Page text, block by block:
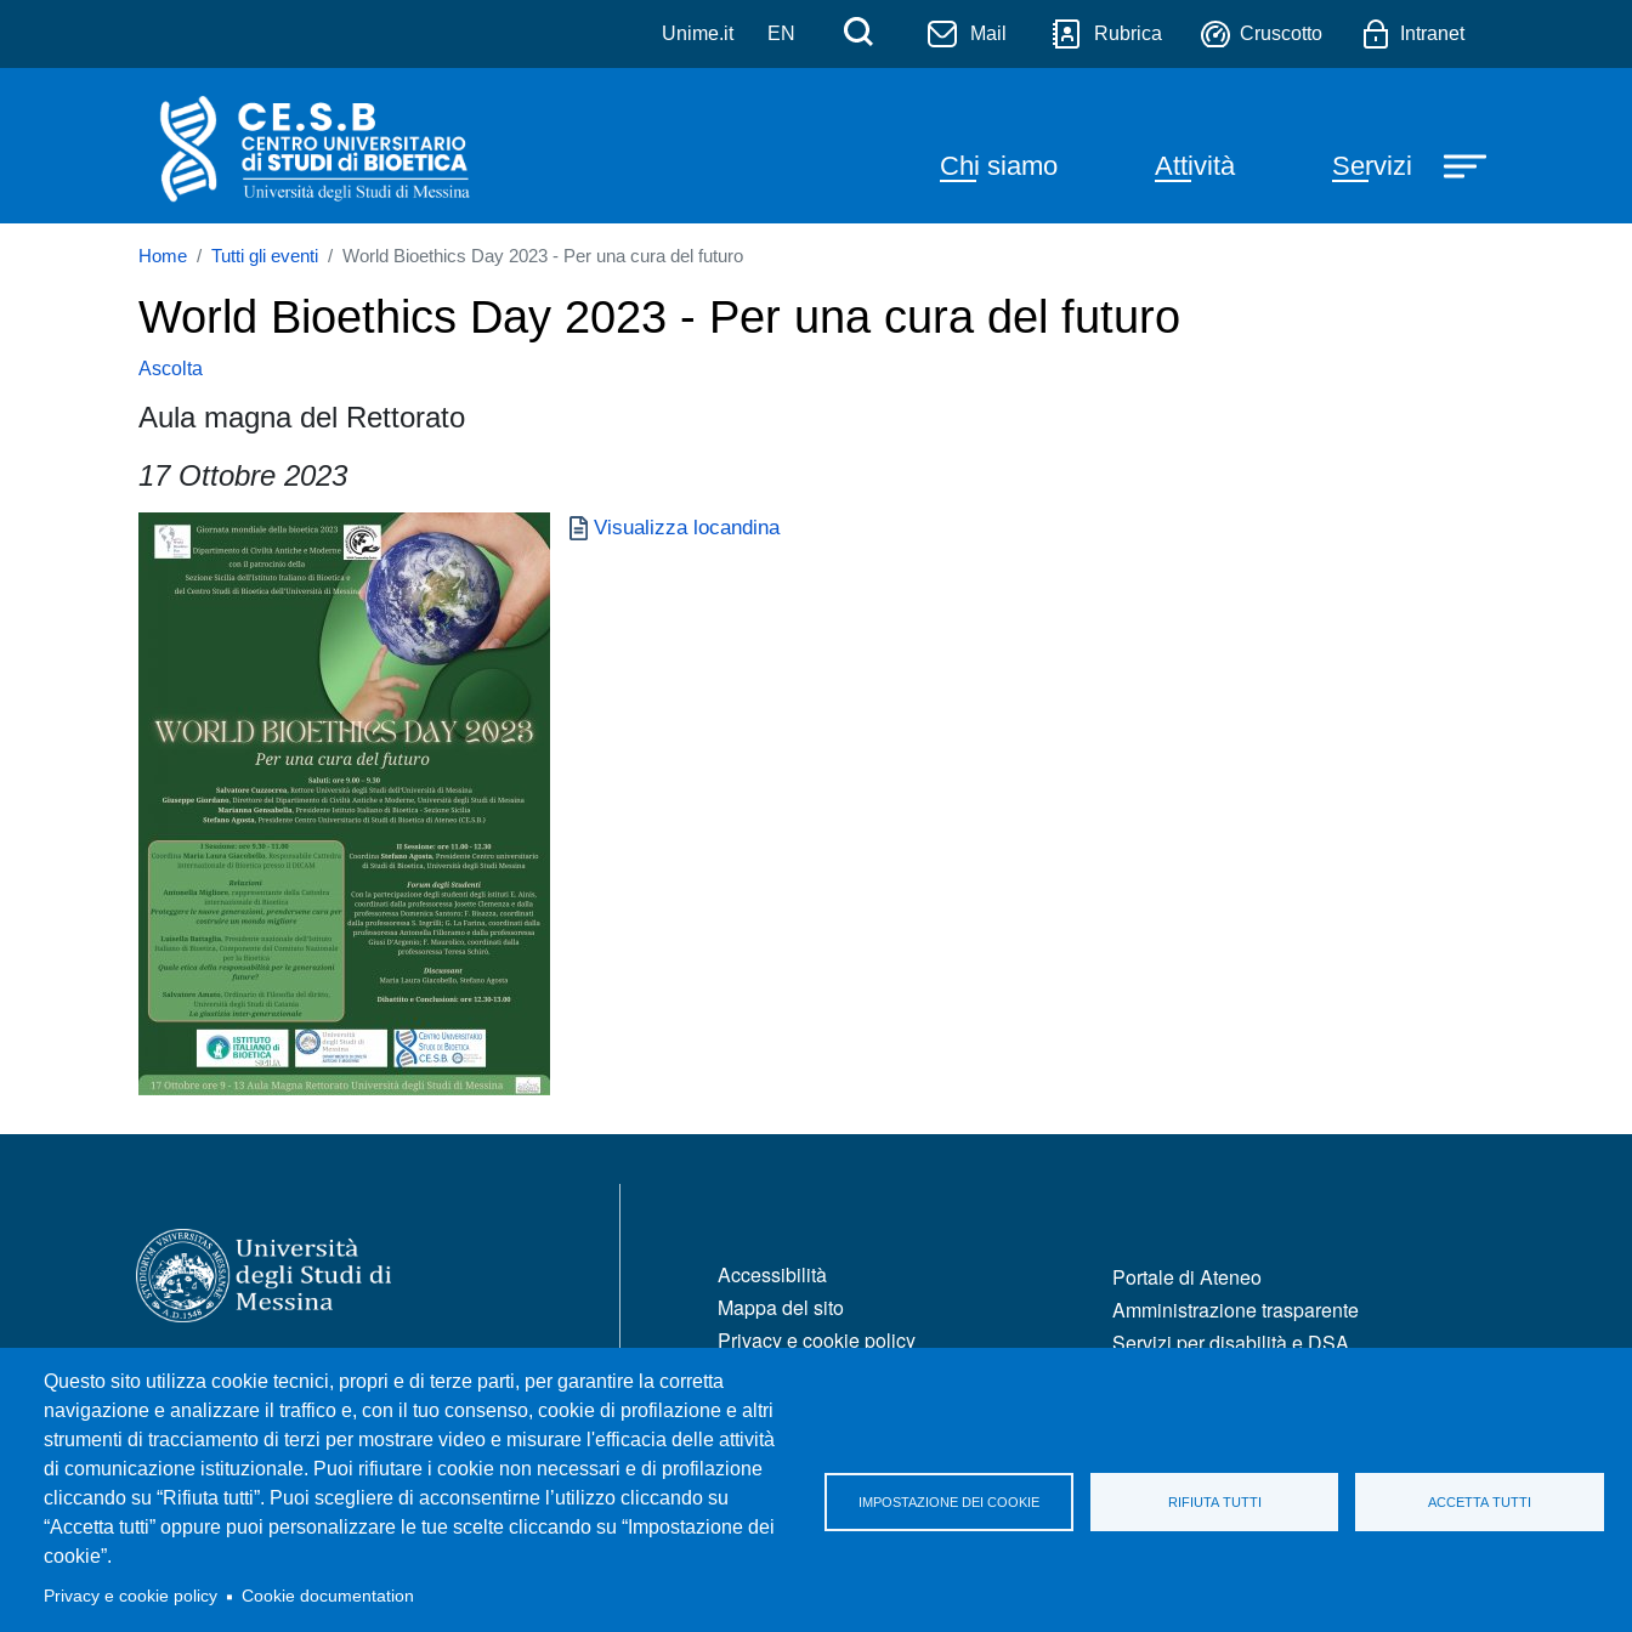
Salta al contenuto principale
Centro universitario di studi di bioetica - CE.S.B.
Unime.it EN Menù di servizio
Cerca Mail Rubrica Cruscotto Intranet
Navigazione principale
Chi siamo Attività Servizi
Home Tutti gli eventi World Bioethics Day 2023 - Per una cura del futuro
World Bioethics Day 2023 - Per una cura del futuro
Ascolta
Aula magna del Rettorato
17 Ottobre 2023
Immagine
Documento Visualizza locandina
Questo sito utilizza cookie tecnici, propri e di terze parti, per garantire la corretta
navigazione e analizzare il traffico e, con il tuo consenso, cookie di profilazione e altri
strumenti di tracciamento di terzi per mostrare video e misurare l'efficacia delle attività
di comunicazione istituzionale. Puoi rifiutare i cookie non necessari e di profilazione
cliccando su “Rifiuta tutti”. Puoi scegliere di acconsentirne l’utilizzo cliccando su
“Accetta tutti” oppure puoi personalizzare le tue scelte cliccando su “Impostazione dei
cookie”.
Privacy e cookie policy Cookie documentation
IMPOSTAZIONE DEI COOKIE RIFIUTA TUTTI ACCETTA TUTTI
Università degli Studi di Messina
Piazza Pugliatti, 1 - 98122 Messina
Cod. Fiscale 80004070837
P.IVA 00724160833
Centralino: 090 676 1
Accessibilità
Mappa del sito
Privacy e cookie policy
Rivedi le tue scelte sui cookie
Portale di Ateneo
Amministrazione trasparente
Servizi per disabilità e DSA